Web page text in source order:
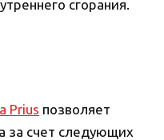
сгорания.
Prius позволяет
за счет следующих